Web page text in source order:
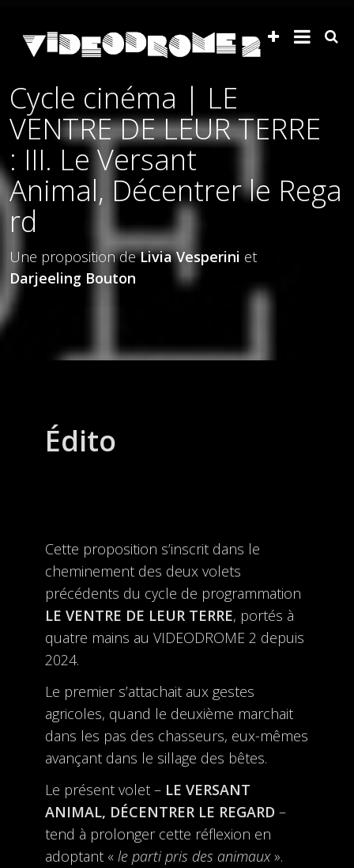
Cycle cinéma | LE
VENTRE DE LEUR TERRE
: III. Le Versant
Animal, Décentrer le Rega
rd
Une proposition deLivia Vesperini et
Darjeeling Bouton
Édito
Cette proposition s’inscrit dans le
cheminement des deux volets
précédents du cycle de programmation
LE VENTRE DE LEUR TERRE, portés à
quatre mains au VIDEODROME 2 depuis
2024.
Le premier s’attachait aux gestes
agricoles, quand le deuxième marchait
dans les pas des chasseurs, eux-mêmes
avançant dans le sillage des bêtes.
Le présent volet – LE VERSANT
ANIMAL, DÉCENTRER LE REGARD –
tend à prolonger cette réflexion en
adoptant « le parti pris des animaux».